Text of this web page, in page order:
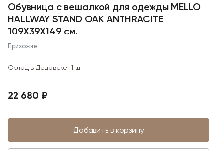
Обувница с вешалкой для одежды MELLO
HALLWAY STAND OAK ANTHRACITE
109X39X149 см.
Прихожие
Склад в Дедовске: 1 шт.
22 680 ₽
Добавить в корзину